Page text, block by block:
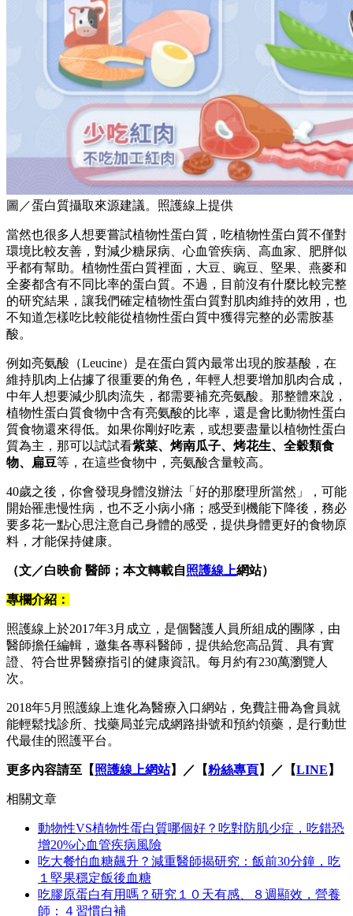
圖／蛋白質攝取來源建議。照護線上提供
當然也很多人想要嘗試植物性蛋白質，吃植物性蛋白質不僅對
環境比較友善，對減少糖尿病、心血管疾病、高血家、肥胖似
乎都有幫助。植物性蛋白質裡面，大豆、豌豆、堅果、燕麥和
全麥都含有不同比率的蛋白質。不過，目前沒有什麼比較完整
的研究結果，讓我們確定植物性蛋白質對肌肉維持的效用，也
不知道怎樣吃比較能從植物性蛋白質中獲得完整的必需胺基
酸。
例如亮氨酸（Leucine）是在蛋白質內最常出現的胺基酸，在
維持肌肉上佔據了很重要的角色，年輕人想要增加肌肉合成，
中年人想要減少肌肉流失，都需要補充亮氨酸。那整體來說，
植物性蛋白質食物中含有亮氨酸的比率，還是會比動物性蛋白
質食物還來得低。如果你剛好吃素，或想要盡量以植物性蛋白
質為主，那可以試試看紫菜、烤南瓜子、烤花生、全穀類食
物、扁豆等，在這些食物中，亮氨酸含量較高。
40歲之後，你會發現身體沒辦法「好的那麼理所當然」，可能
開始罹患慢性病，也不乏小病小痛；感受到機能下降後，務必
要多花一點心思注意自己身體的感受，提供身體更好的食物原
料，才能保持健康。
（文／白映俞 醫師；本文轉載自照護線上網站）
專欄介紹：
照護線上於2017年3月成立，是個醫護人員所組成的團隊，由
醫師擔任編輯，邀集各專科醫師，提供給您高品質、具有實
證、符合世界醫療指引的健康資訊。每月約有230萬瀏覽人
次。
2018年5月照護線上進化為醫療入口網站，免費註冊為會員就
能輕鬆找診所、找藥局並完成網路掛號和預約領藥，是行動世
代最佳的照護平台。
更多內容請至【照護線上網站】／【粉絲專頁】／【LINE 】
相關文章
動物性VS植物性蛋白質哪個好？吃對防肌少症，吃錯恐
增20%心血管疾病風險
吃大餐怕血糖飆升？減重醫師揭研究：飯前30分鐘，吃
１堅果穩定飯後血糖
吃膠原蛋白有用嗎？研究１０天有感、８週顯效，營養
師：４習慣白補